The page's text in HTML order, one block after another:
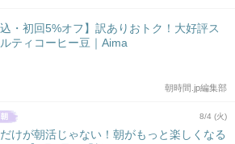
込・初回5%オフ】訳ありおトク！大好評ス
ティコーヒー豆｜Aima
朝時間.jp編集部
8/4 (火)
けが朝活じゃない！朝がもっと楽しくなる